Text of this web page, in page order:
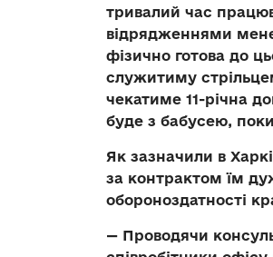
тривалий час
відрядженнями
фізично готова до
служитиму
чекатиме 11-річна
буде з бабусею,
Як зазначили в
за контрактом їм
обороноздатності
— Проводячи